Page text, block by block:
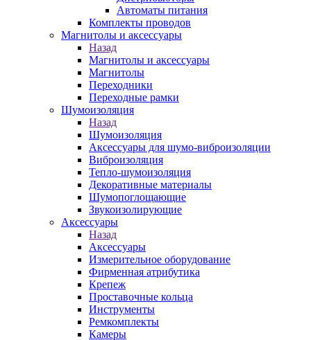
Автоматы питания
Комплекты проводов
Магнитолы и аксессуары
Назад
Магнитолы и аксессуары
Магнитолы
Переходники
Переходные рамки
Шумоизоляция
Назад
Шумоизоляция
Аксессуары для шумо-виброизоляции
Виброизоляция
Тепло-шумоизоляция
Декоративные материалы
Шумопоглощающие
Звукоизолирующие
Аксессуары
Назад
Аксессуары
Измерительное оборудование
Фирменная атрибутика
Крепеж
Проставочные кольца
Инструменты
Ремкомплекты
Камеры